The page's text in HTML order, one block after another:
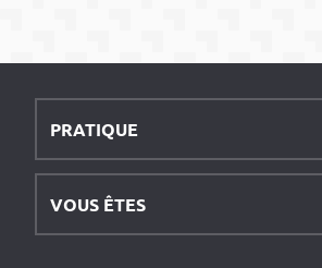
PRATIQUE
VOUS ÊTES